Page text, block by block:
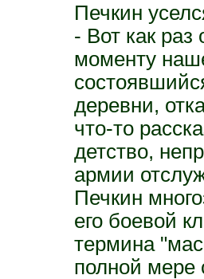
Печкин
- Вот как раз
моменту
деревни,
что-то
детство,
армии
Печкин
его боевой
термина
полной мере